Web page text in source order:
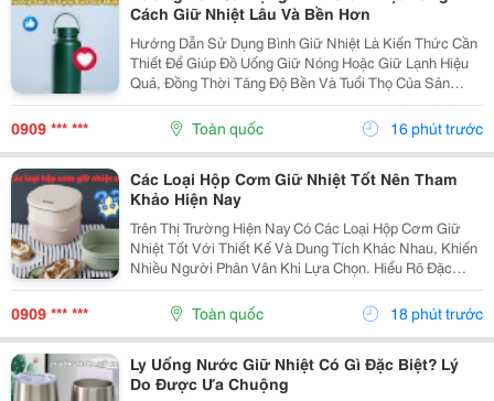
Cách Giữ Nhiệt Lâu Và Bền Hơn
Hướng Dẫn Sử Dụng Bình Giữ Nhiệt Là Kiến Thức Cần
Thiết Để Giúp Đồ Uống Giữ Nóng Hoặc Giữ Lạnh Hiệu
Quả, Đồng Thời Tăng Độ Bền Và Tuổi Thọ Của Sản
Phẩm. Trong Bài Viết Này, Cozycup Sẽ Chia Sẻ Cách Vệ
Sinh Bình Trước Khi Sử Dụng, Cách Dùng Đúng Mỗi...
0909 *** *** Toàn quốc 16 phút trước
Các Loại Hộp Cơm Giữ Nhiệt Tốt Nên Tham
Khảo Hiện Nay
Trên Thị Trường Hiện Nay Có Các Loại Hộp Cơm Giữ
Nhiệt Tốt Với Thiết Kế Và Dung Tích Khác Nhau, Khiến
Nhiều Người Phân Vân Khi Lựa Chọn. Hiểu Rõ Đặc
Điểm Của Từng Loại Sẽ Giúp Bạn Dễ Dàng Tìm Được
Sản Phẩm Phù Hợp Với Nhu Cầu Sử Dụng Hằng Ngày.
0909 *** *** Toàn quốc 18 phút trước
Ly Uống Nước Giữ Nhiệt Có Gì Đặc Biệt? Lý
Do Được Ưa Chuộng